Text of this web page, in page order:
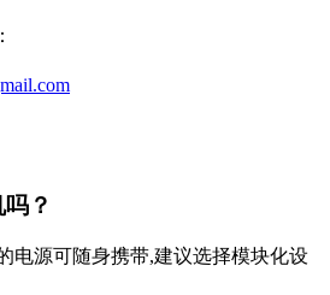
？
电源可随身携带,建议选择模块化设